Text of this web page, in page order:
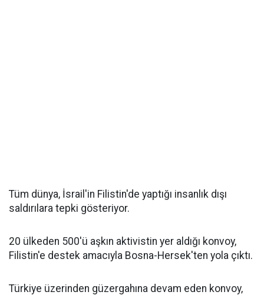
Tüm dünya, İsrail'in Filistin'de yaptığı insanlık dışı
saldırılara tepki gösteriyor.
20 ülkeden 500'ü aşkın aktivistin yer aldığı konvoy,
Filistin'e destek amacıyla Bosna-Hersek'ten yola çıktı.
Türkiye üzerinden güzergahına devam eden konvoy,